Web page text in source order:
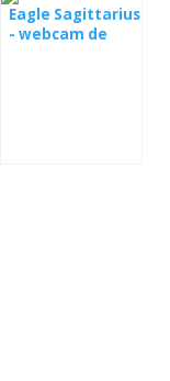
Eagle Sagittarius
- webcam de